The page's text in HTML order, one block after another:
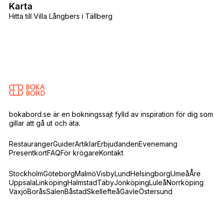
Hitta till Villa Långbers i Tällberg
Karta
bokabord.se är en bokningssajt fylld av inspiration för dig som
gillar att gå ut och äta.
RestaurangerGuiderArtiklarErbjudandenEvenemang
PresentkortFAQFör krögareKontakt
StockholmGöteborgMalmöVisbyLundHelsingborgUmeåÅre
UppsalaLinköpingHalmstadTäbyJönköpingLuleåNorrköping
VäxjöBoråsSälenBåstadSkellefteåGävleÖstersund